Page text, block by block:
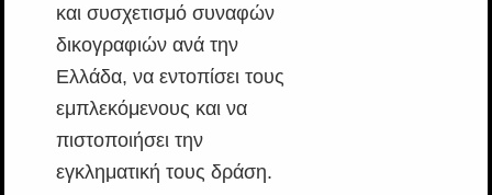
και συσχετισμό συναφών
δικογραφιών ανά την
Ελλάδα, να εντοπίσει τους
εμπλεκόμενους και να
πιστοποιήσει την
εγκληματική τους δράση.